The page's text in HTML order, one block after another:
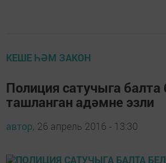
КЕШЕ ҺӘМ ЗАКОН
Полиция сатучыга балта
ташланган адәмне эзли
автор, 26 апрель 2016 - 13:30